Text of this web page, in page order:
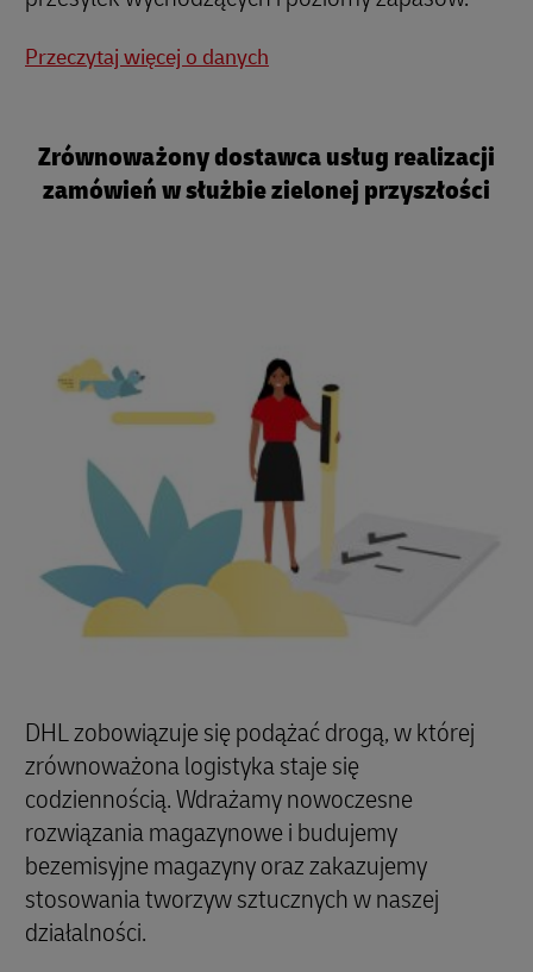
Przeczytaj więcej o danych
Zrównoważony dostawca usług realizacji
zamówień w służbie zielonej przyszłości
DHL zobowiązuje się podążać drogą, w której
zrównoważona logistyka staje się
codziennością. Wdrażamy nowoczesne
rozwiązania magazynowe i budujemy
bezemisyjne magazyny oraz zakazujemy
stosowania tworzyw sztucznych w naszej
działalności.